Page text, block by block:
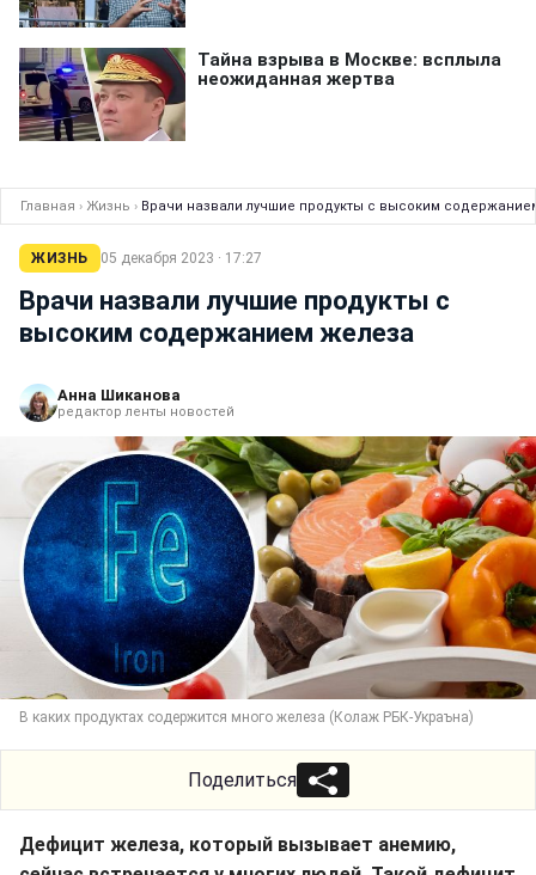
Главная › Жизнь › Врачи назвали лучшие продукты с высоким
ЖИЗНЬ 05 декабря 2023 · 17:27
Врачи назвали лучшие продукты с
высоким содержанием железа
Анна Шиканова
редактор ленты новостей
В каких продуктах содержится много железа (Колаж РБК-Украъна)
Поделиться
Дефицит железа, который вызывает анемию,